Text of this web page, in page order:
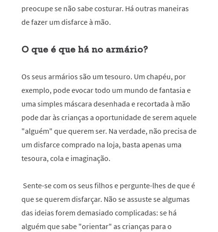
preocupe se não sabe costurar. Há outras maneiras
de fazer um disfarce à mão.
O que é que há no armário?
Os seus armários são um tesouro. Um chapéu, por
exemplo, pode evocar todo um mundo de fantasia e
uma simples máscara desenhada e recortada à mão
pode dar às crianças a oportunidade de serem aquele
"alguém" que querem ser. Na verdade, não precisa de
um disfarce comprado na loja, basta apenas uma
tesoura, cola e imaginação.
Sente-se com os seus filhos e pergunte-lhes de que é
que se querem disfarçar. Não se assuste se algumas
das ideias forem demasiado complicadas: se há
alguém que sabe "orientar" as crianças para o